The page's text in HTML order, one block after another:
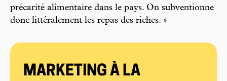
précarité alimentaire dans le pays. On subventionne
donc littéralement les repas des riches. »
MARKETING À LA